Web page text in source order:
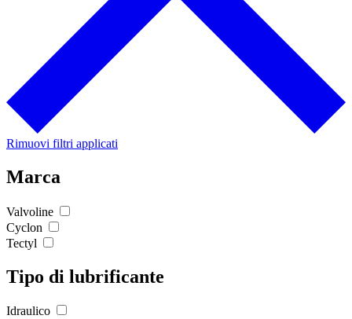
Rimuovi filtri applicati
Marca
Valvoline
Cyclon
Tectyl
Tipo di lubrificante
Idraulico